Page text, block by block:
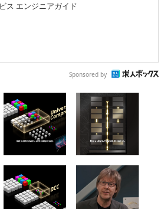
ス エンジニアガイド
Sponsored by